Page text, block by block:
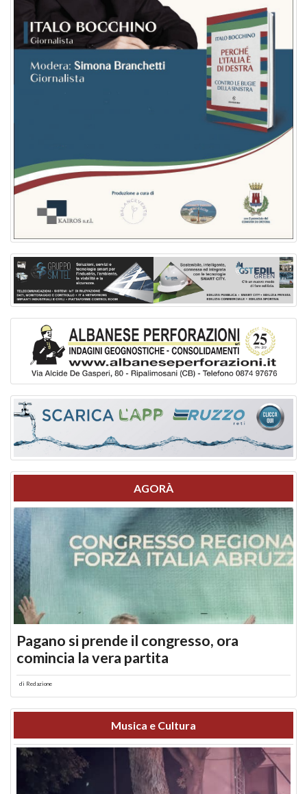
AGORÀ
Pagano si prende il congresso, ora
comincia la vera partita
di Redazione
Musica e Cultura